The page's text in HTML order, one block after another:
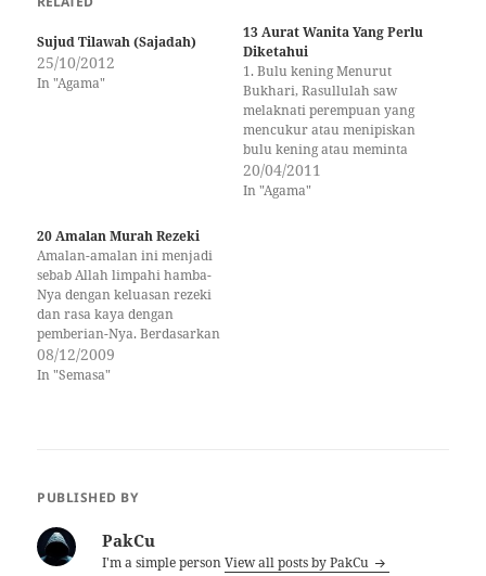
Sujud Tilawah (Sajadah)
25/10/2012
In "Agama"
13 Aurat Wanita Yang Perlu
Diketahui
1. Bulu kening Menurut
Bukhari, Rasullulah saw
melaknati perempuan yang
mencukur atau menipiskan
bulu kening atau meminta
supaya dicukurkan bulu
kening - Petikan dari Hadith
20/04/2011
In "Agama"
20 Amalan Murah Rezeki
Amalan-amalan ini menjadi
sebab Allah limpahi hamba-
Nya dengan keluasan rezeki
dan rasa kaya dengan
pemberian-Nya. Berdasarkan
konsep rezeki yang telah
diperkatakan, Allah memberi
Di antaranya:
beribadah Allah tidak sia-
siakan pengabdian…
08/12/2009
In "Semasa"
PUBLISHED BY
PakCu
I'm a simple personView all posts by PakCu